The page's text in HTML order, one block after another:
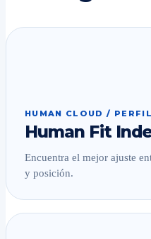
HUMAN CLOUD /
Human Fit
Encuentra el mejor ajuste
y posición.